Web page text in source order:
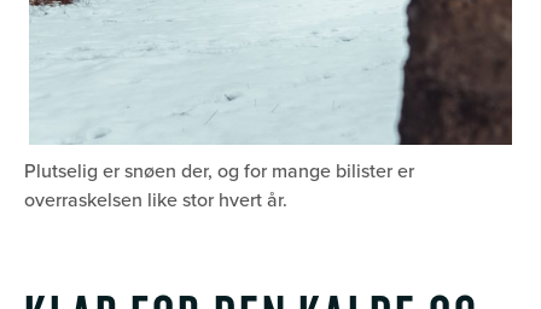
Plutselig er snøen der, og for mange bilister er
overraskelsen like stor hvert år.